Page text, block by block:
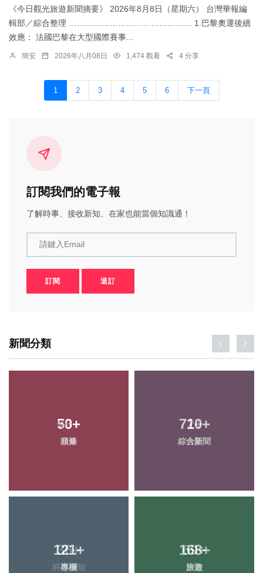
《今日觀光旅遊新聞摘要》 2026年8月8日（星期六） 台灣華報編
輯部／綜合整理 ……………………………………… 1.​巴黎奧運後續
效應： 法國巴黎在大型國際賽事...
簡安 2026年八月08日 1,474 觀看 4 分享
1 2 3 4 5 6 下一頁
訂閱我們的電子報
了解時事、接收新知、在家也能當個知識通！
請鍵入Email
訂閱 退訂
新聞分類
50+
頭條
710+
綜合新聞
121+
專欄
168+
旅遊